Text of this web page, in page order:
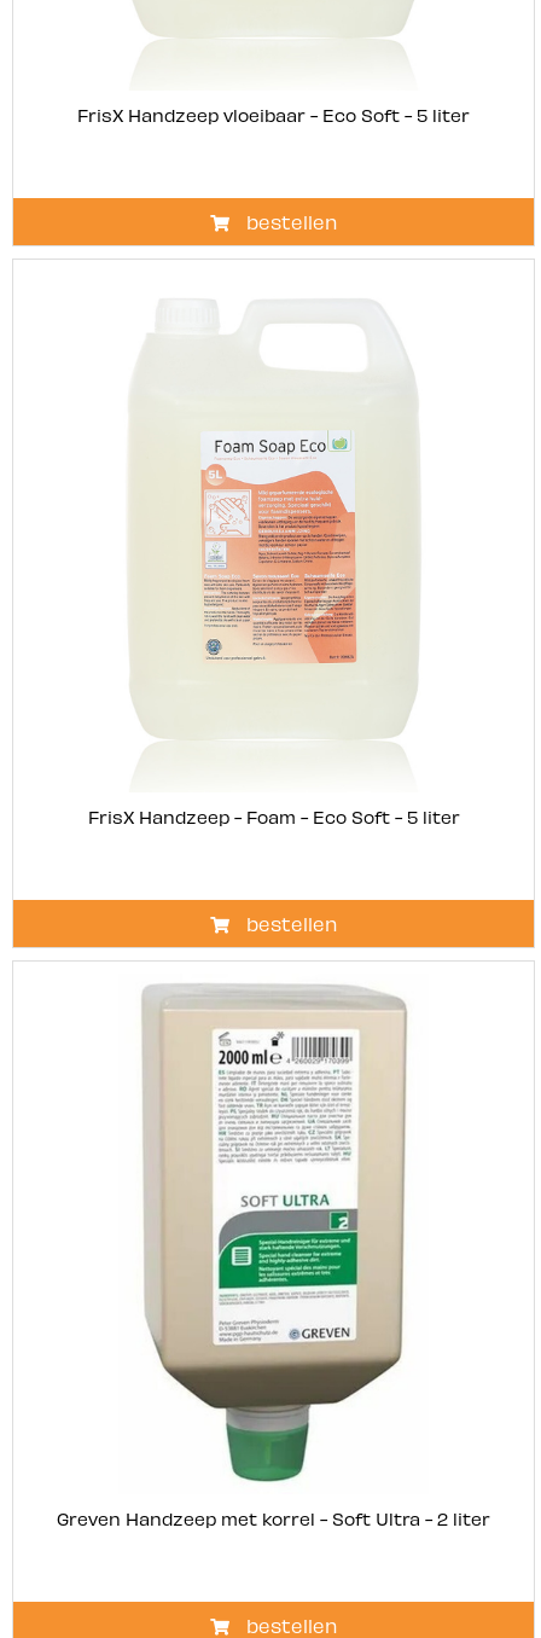
FrisX Handzeep vloeibaar - Eco Soft - 5 liter
bestellen
FrisX Handzeep - Foam - Eco Soft - 5 liter
bestellen
Greven Handzeep met korrel - Soft Ultra - 2 liter
bestellen